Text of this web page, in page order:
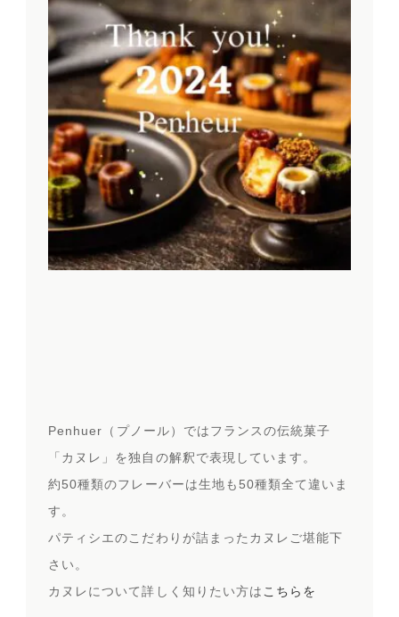
Penhuer（プノール）ではフランスの伝統菓子
「カヌレ」を独自の解釈で表現しています。
約50種類のフレーバーは生地も50種類全て違いま
す。
パティシエのこだわりが詰まったカヌレご堪能下
さい。
カヌレについて詳しく知りたい方は こちらを